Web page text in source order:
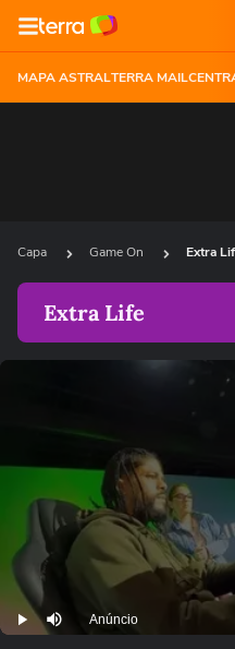
MAPA ASTRALTERRA MAIL
Capa Game On Extra
Extra Life
Play Mutar Anúncio